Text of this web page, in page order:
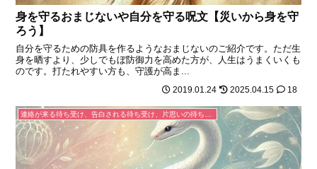
身を守るおまじないや自分を守る呪文【災いから身を守
ろう】
自分を守るための防具を作るようなおまじないのご紹介です。ただ生
身を晒すより、少しでもぼ防御力を高めた方が、人生はうまくいくも
のです。打たれやすい方も、守護が高ま...
2019.01.24 2025.04.15 18